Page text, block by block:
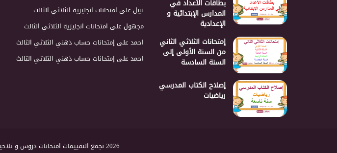
بطاقات الأعداد في
المدارس الإبتدائية و
الإعدادية
إمتحانات الثلاثي الثاني
من السنة الأولى إلى
السنة السادسة
إصلاح الكتاب المدرسي
رياضيات
نبيلعلى امتحانات انجليزية الثلاثي الثالث
مجهولعلى امتحانات انجليزية الثلاثي الثالث
احمدعلى إمتحانات حساب ذهني الثلاثي الثالث
احمدعلى إمتحانات حساب ذهني الثلاثي الثالث
2026 نجمع التقييمات امتحانات دروس و تلاخيص لكل المستويات |